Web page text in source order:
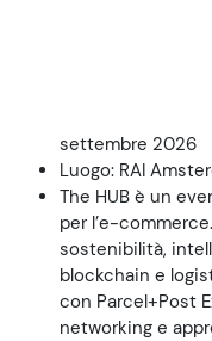
settembre 2026
Luogo: RAI
The HUB è un
per l’e-
sostenibilità,
blockchain e
con Parcel+Post
networking e